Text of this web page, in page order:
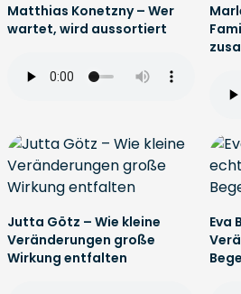
Matthias Konetzny – Wer
wartet, wird aussortiert
Jutta Götz – Wie kleine
Veränderungen große
Wirkung entfalten
Eva